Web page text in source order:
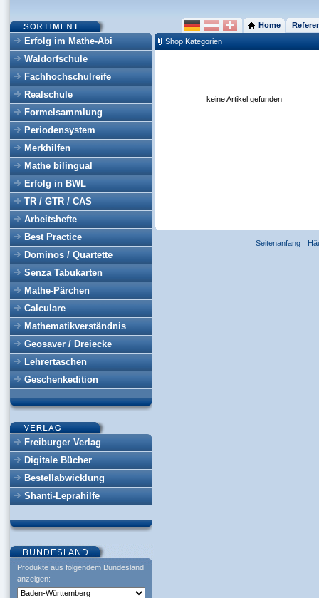
Erfolg im Mathe-Abi
Waldorfschule
Fachhochschulreife
Realschule
Formelsammlung
Periodensystem
Merkhilfen
Mathe bilingual
Erfolg in BWL
TR / GTR / CAS
Arbeitshefte
Best Practice
Dominos / Quartette
Senza Tabukarten
Mathe-Pärchen
Calculare
Mathematikverständnis
Geosaver / Dreiecke
Lehrertaschen
Geschenkedition
Freiburger Verlag
Digitale Bücher
Bestellabwicklung
Shanti-Leprahilfe
Produkte aus folgendem Bundesland
anzeigen:
Home
Shop Kategorien
keine Artikel gefunden
Seitenanfang